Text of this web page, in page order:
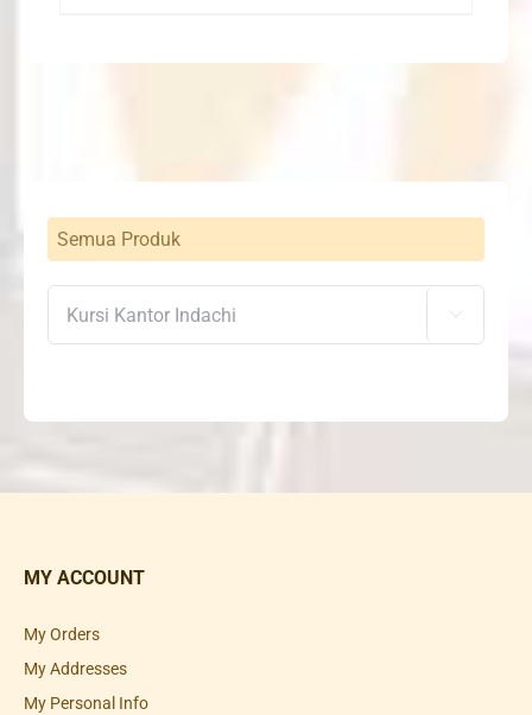
Semua Produk

MY ACCOUNT
My Orders
My Addresses
My Personal Info